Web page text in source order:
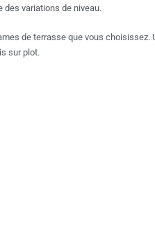
variations de niveau.
de terrasse que vous choisissez.
sur plot.